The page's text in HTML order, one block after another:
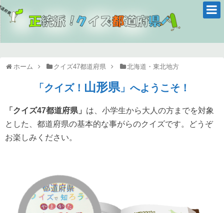
ホーム クイズ47都道府県 北海道・東北地方
「クイズ！ 山形県」へようこそ！
「クイズ47都道府県」 は、小学生から大人の方までを対象
とした、都道府県の基本的な事がらのクイズです。どうぞ
お楽しみください。